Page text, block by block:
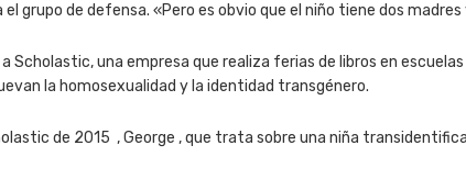
grupo de defensa. «Pero es obvio que el niño tiene dos
Scholastic, una empresa que realiza ferias de libros en
la homosexualidad y la identidad transgénero.
de 2015 , George , que trata sobre una niña